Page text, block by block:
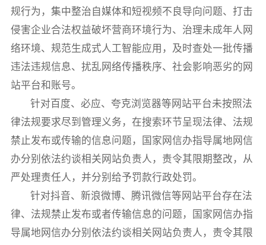
规行为，集中整治自媒体和短视频不良导向问题、打击
侵害企业合法权益破坏营商环境行为、治理未成年人网
络环境、规范生成式人工智能应用，及时查处一批传播
违法违规信息、扰乱网络传播秩序、社会影响恶劣的网
站平台和账号。
针对百度、必应、夸克浏览器等网站平台未按照法
律法规要求尽到管理义务，在搜索环节呈现法律、法规
禁止发布或传输的信息问题，国家网信办指导属地网信
办分别依法约谈相关网站负责人，责令其限期整改，从
严处理责任人，并分别给予罚款行政处罚。
针对抖音、新浪微博、腾讯微信等网站平台存在法
律、法规禁止发布或者传输信息的问题，国家网信办指
导属地网信办分别依法约谈相关网站负责人，责令其限